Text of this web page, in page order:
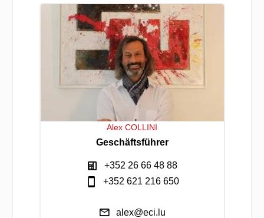
Alex COLLINI
Geschäftsführer
+352 26 66 48 88
+352 621 216 650
alex@eci.lu